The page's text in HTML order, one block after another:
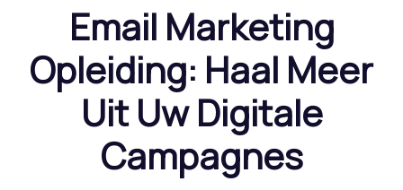
Email Marketing
Opleiding: Haal Meer
Uit Uw Digitale
Campagnes